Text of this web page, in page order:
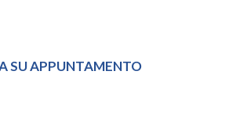
SU APPUNTAMENTO